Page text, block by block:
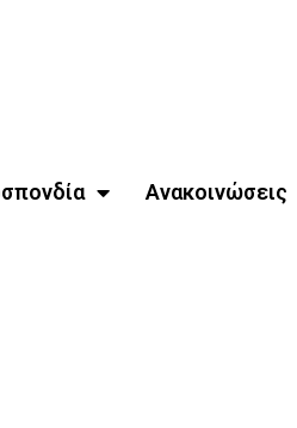
Ανακοινώσεις